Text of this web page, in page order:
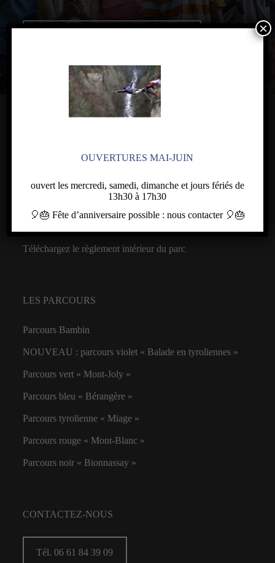
Qui sommes-nous
Les parcours
Téléchargez le règlement intérieur du parc
LES PARCOURS
Parcours Bambin
NOUVEAU : parcours violet « Balade en tyroliennes »
Parcours vert « Mont-Joly »
Parcours bleu « Bérangère »
Parcours tyrolienne « Miage »
Parcours rouge « Mont-Blanc »
Parcours noir « Bionnassay »
CONTACTEZ-NOUS
Tél. 06 61 84 39 09
OUVERTURES MAI-JUIN
ouvert les mercredi, samedi, dimanche et jours fériés de
13h30 à 17h30
🎈🎂 Fête d’anniversaire possible : nous contacter 🎈🎂
×